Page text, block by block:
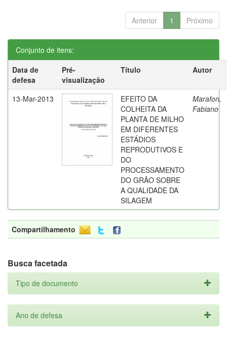
Anterior 1 Próximo
Conjunto de itens:
Data de
defesa
Pré-
visualização
Título Autor
13-Mar-2013
EFEITO DA
COLHEITA DA
PLANTA DE MILHO
EM DIFERENTES
ESTÁDIOS
REPRODUTIVOS E
DO
PROCESSAMENTO
DO GRÃO SOBRE
A QUALIDADE DA
SILAGEM
Marafon,
Fabiano
Compartilhamento
Busca facetada
Tipo de documento
Ano de defesa